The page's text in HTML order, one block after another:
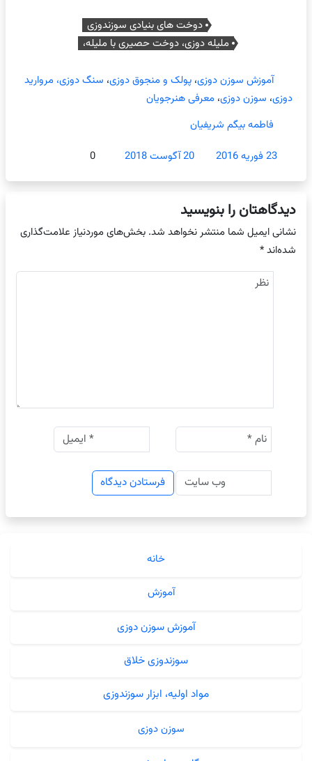
دوخت های بنیادی سوزندوزی
ملیله دوزی، دوخت حصیری با ملیله،
آموزش سوزن دوزی،پولک و منجوق دوزی، سنگ دوزی، مروارید
دوزی، سوزن دوزی،معرفی هنرجویان
فاطمه بیگم شریفیان
23 فوریه 2016
20 آگوست 2018 0
دیدگاهتان را بنویسید
نشانی ایمیل شما منتشر نخواهد شد. بخش‌های موردنیاز علامت‌گذاری
شده‌اند*
خانه
آموزش
آموزش سوزن دوزی
سوزندوزی خلاق
مواد اولیه، ابزار سوزندوزی
سوزن دوزی